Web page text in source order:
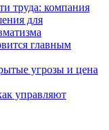
труда: компания
для
главным
угрозы и цена
управляют